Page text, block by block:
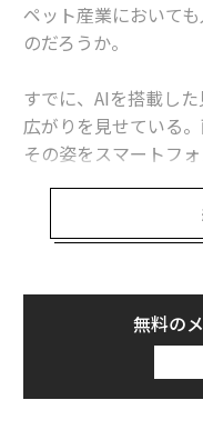
ペット産業において
のだろうか。
すでに、AIを搭載し
広がりを見せている
その姿をスマートフ
てくれるというもの
東京電力エナジーパ
プラーニングを活用
抜き出して撮影して
ペットの健康管理に
ープのネコ用トイレ
無料の